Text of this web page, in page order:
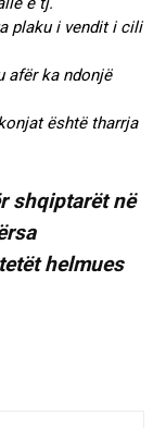
plaku i vendit i cili
afër ka ndonjë
është tharrja
shqiptarët në
helmues